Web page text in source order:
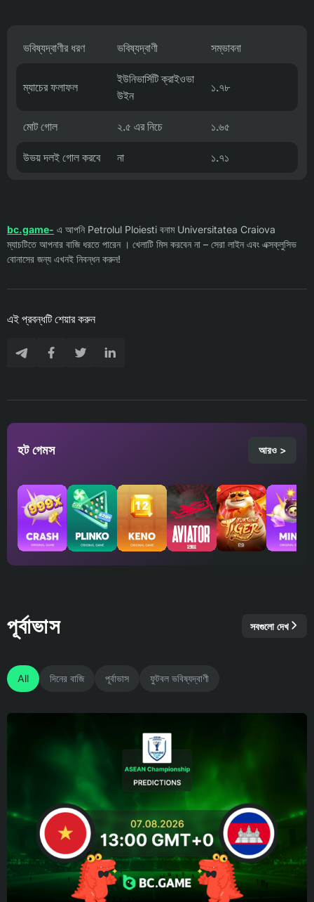
ভবিষ্যদ্বাণীর ধরণ ভবিষ্যদ্বাণী সম্ভাবনা
ম্যাচের ফলাফল
ইউনিভার্সিটি ক্রাইওভা
উইন
১.৭৮
মোট গোল ২.৫ এর নিচে ১.৬৫
উভয় দলই গোল করবে না ১.৭১
bc.game- এ আপনি Petrolul Ploiesti বনাম Universitatea Craiova
ম্যাচটিতে আপনার বাজি ধরতে পারেন । খেলাটি মিস করবেন না – সেরা লাইন এবং এক্সক্লুসিভ
বোনাসের জন্য এখনই নিবন্ধন করুন!
এই প্রবন্ধটি শেয়ার করুন
হট গেমস আরও >
পূর্বাভাস সবগুলো দেখ
All দিনের বাজি পূর্বাভাস ফুটবল ভবিষ্যদ্বাণী